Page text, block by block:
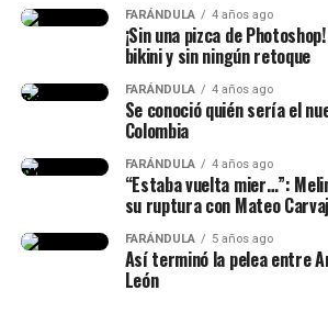
“la diosa de la sabiduría, la
. Durante gran parte de la
Prisoners (2013)
Gone Girl (2014)
FARÁNDULA 4 años ago
¡Sin una pizca de
bikini y sin ningún retoque
FARÁNDULA 4 años ago
Se conoció quién sería el
Colombia
FARÁNDULA 4 años ago
“Estaba vuelta mier…”:
su ruptura con Mateo
FARÁNDULA 5 años ago
Así terminó la pelea entre
León